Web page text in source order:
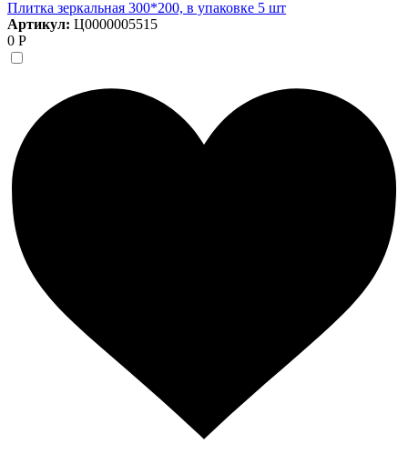
Плитка зеркальная 300*200, в упаковке 5 шт
Артикул: Ц0000005515
0 Р